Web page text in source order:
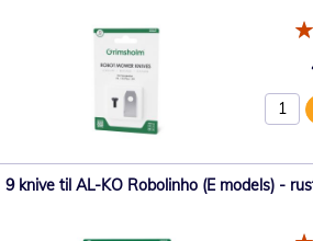
9 knive til AL-KO Robolinho (E models) -